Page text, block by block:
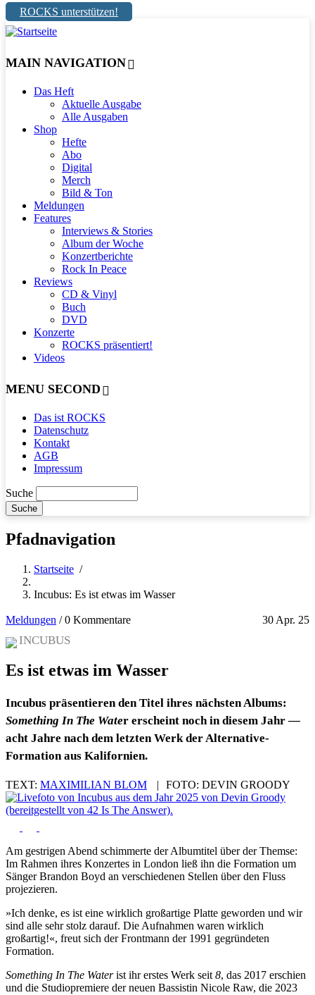
ROCKS unterstützen!
MAIN NAVIGATION
Das Heft
Aktuelle Ausgabe
Alle Ausgaben
Shop
Hefte
Abo
Digital
Merch
Bild & Ton
Meldungen
Features
Interviews & Stories
Album der Woche
Konzertberichte
Rock In Peace
Reviews
CD & Vinyl
Buch
DVD
Konzerte
ROCKS präsentiert!
Videos
MENU SECOND
Das ist ROCKS
Datenschutz
Kontakt
AGB
Impressum
Suche
Pfadnavigation
Startseite /
Incubus: Es ist etwas im Wasser
Meldungen 30 Apr. 25
/0 Kommentare
INCUBUS
Es ist etwas im Wasser
Incubus präsentieren den Titel ihres nächsten Albums:
Something In The Water erscheint noch in diesem Jahr —
acht Jahre nach dem letzten Werk der Alternative-
Formation aus Kalifornien.
TEXT: MAXIMILIAN BLOM | FOTO: DEVIN GROODY
Am gestrigen Abend schimmerte der Albumtitel über der Themse:
Im Rahmen ihres Konzertes in London ließ ihn die Formation um
Sänger Brandon Boyd an verschiedenen Stellen über den Fluss
projezieren.
»Ich denke, es ist eine wirklich großartige Platte geworden und wir
sind alle sehr stolz darauf. Die Aufnahmen waren wirklich
großartig!«, freut sich der Frontmann der 1991 gegründeten
Formation.
Something In The Waterist ihr erstes Werk seit 8, das 2017 erschien
und die Studiopremiere der neuen Bassistin Nicole Raw, die 2023